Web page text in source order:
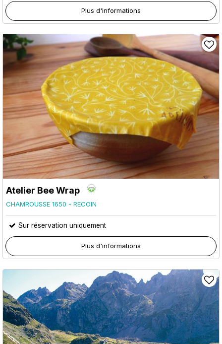
Plus d'informations
Atelier Bee Wrap
CHAMROUSSE 1650 - RECOIN
Sur réservation uniquement
Plus d'informations